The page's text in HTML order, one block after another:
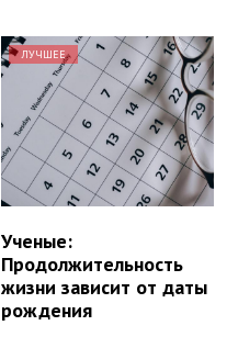
ЛУЧШЕЕ
Ученые:
Продолжительность
жизни зависит от даты
рождения